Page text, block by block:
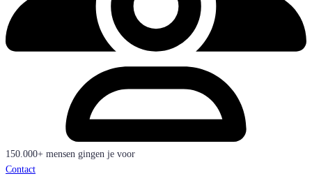
150.000+ mensen gingen je voor
Contact